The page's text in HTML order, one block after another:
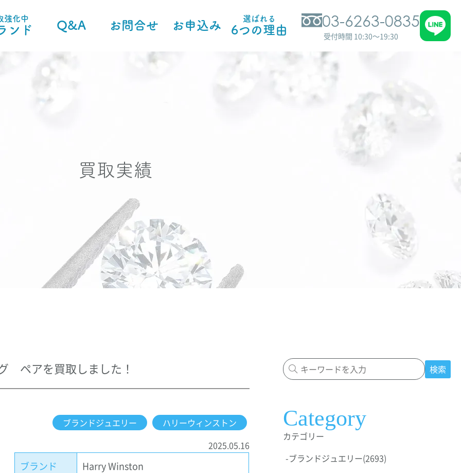
強化中
ンド Q&A お問合せ お申込み
選ばれる
6つの理由 03-6263-0835
受付時間 10:30～19:30
買取実績
ペアを買取しました！
ブランドジュエリー
ハリーウィンストン
2025.05.16
ブランド
Harry Winston
検索
Category
カテゴリー
-ブランドジュエリー(2693)